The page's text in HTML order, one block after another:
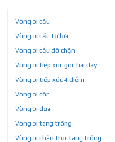
Vòng bi cầu
Vòng bi cầu tự lựa
Vòng bi cầu đỡ chặn
Vòng bi tiếp xúc góc hai dãy
Vòng bi tiếp xúc 4 điểm
Vòng bi côn
Vòng bi đũa
Vòng bi tang trống
Vòng bi chặn trục tang trống